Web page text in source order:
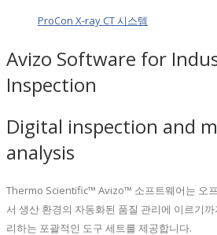
ProCon X-ray CT 시스템
Avizo Software for
Inspection
Digital inspection and
analysis
Thermo Scientific™ Avizo™ 소프트웨어는 오
서 생산 환경의 자동화된 품질 관리에 이르기
리하는 포괄적인 도구 세트를 제공합니다.